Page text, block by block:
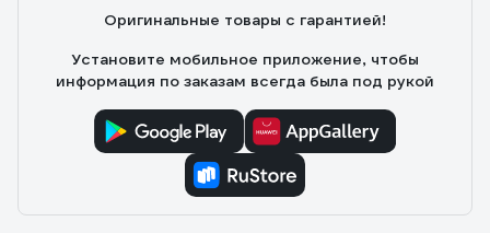
Оригинальные товары с гарантией!
Установите мобильное приложение, чтобы
информация по заказам всегда была под рукой